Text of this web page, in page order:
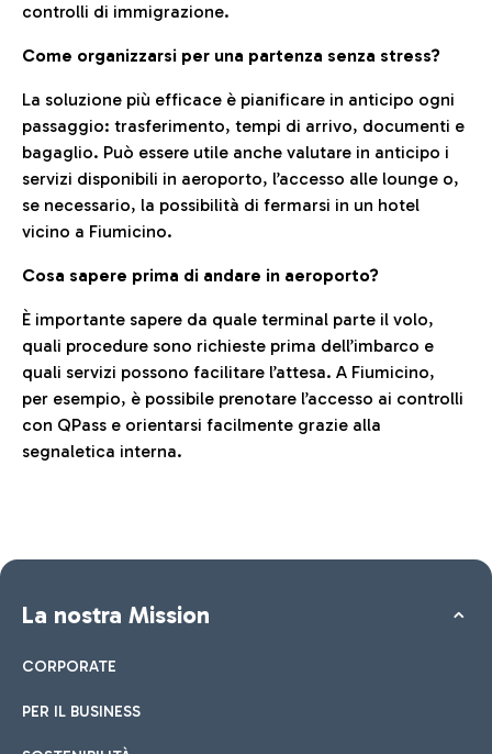
controlli di immigrazione.
Come organizzarsi per una partenza senza stress?
La soluzione più efficace è pianificare in anticipo ogni
passaggio: trasferimento, tempi di arrivo, documenti e
bagaglio. Può essere utile anche valutare in anticipo i
servizi disponibili in aeroporto, l’accesso alle lounge o,
se necessario, la possibilità di fermarsi in un hotel
vicino a Fiumicino.
Cosa sapere prima di andare in aeroporto?
È importante sapere da quale terminal parte il volo,
quali procedure sono richieste prima dell’imbarco e
quali servizi possono facilitare l’attesa. A Fiumicino,
per esempio, è possibile prenotare l’accesso ai controlli
con QPass e orientarsi facilmente grazie alla
segnaletica interna.
La nostra Mission
CORPORATE
PER IL BUSINESS